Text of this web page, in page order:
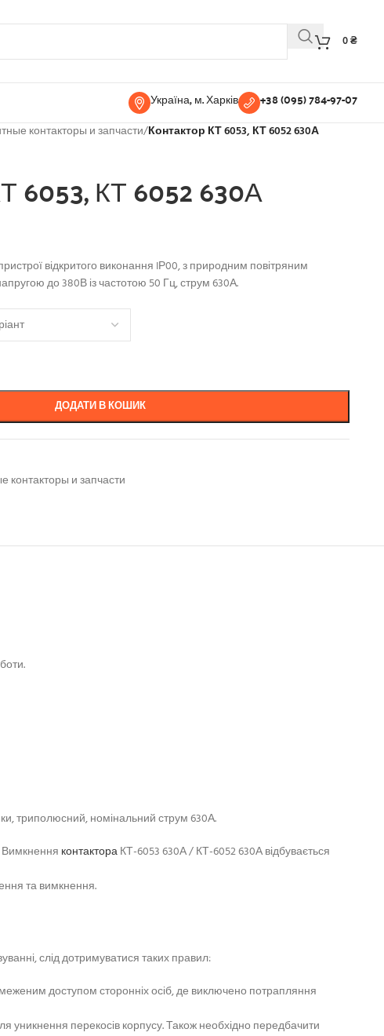
0₴
Україна, м. Харків +38 (095) 784-97-07
контакторы и запчасти/Контактор КТ 6053, КТ 6052 630А
6053, КТ 6052 630А
відкритого виконання IР00, з природним повітряним
до 380В із частотою 50 Гц, струм 630А.
ДОДАТИ В КОШИК
контакторы и запчасти
триполюсний, номінальний струм 630А.
Вимкнення контактораКТ-6053 630А / КТ-6052 630А відбувається
та вимкнення.
слід дотримуватися таких правил:
доступом сторонніх осіб, де виключено потрапляння
уникнення перекосів корпусу. Також необхідно передбачити